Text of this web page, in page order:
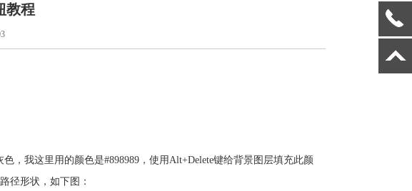
教程
我这里用的颜色是#898989，使用Alt+Delete键给背景图层填充此颜
径形状，如下图：